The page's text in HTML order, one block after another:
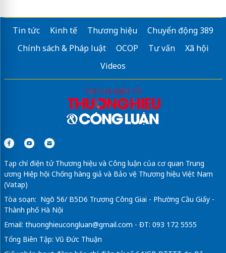
Tin tức Kinh tế Thương hiệu
Chuyển động 389
Chính sách & Pháp luật
OCOP Tư vấn
Xã hội
Videos
Tạp chí điện tử Thương hiệu và Công luận của cơ quan Trung
ương Hiệp hội Chống hàng giả và Bảo vệ Thương hiệu Việt Nam
(Vatap)
Tòa soạn: Ngõ 56/ B5D6 Trương Công Giai - Phường Cầu Giấy -
Thành phố Hà Nội
Email: thuonghieucongluan@gmail.com - ĐT: 093 172 5555
Tổng Biên Tập: Vũ Đức Thuận